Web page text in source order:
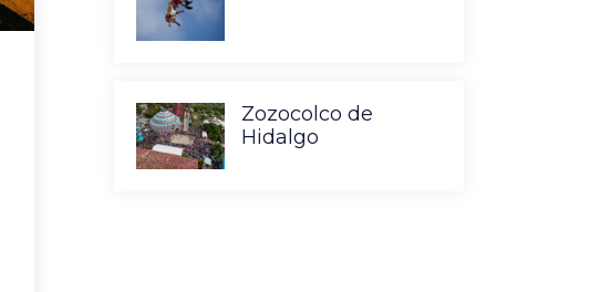
Zozocolco de
Hidalgo